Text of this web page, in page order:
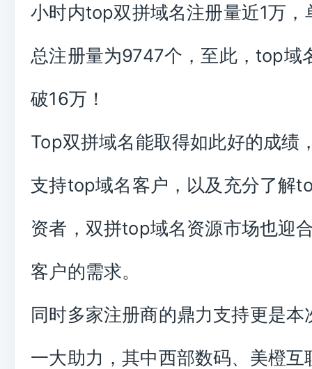
小时内top双拼域名注册量近1万，
总注册量为9747个，至此，top域
破16万！
Top双拼域名能取得如此好的成绩
支持top域名客户，以及充分了解
资者，双拼top域名资源市场也迎
客户的需求。
同时多家注册商的鼎力支持更是本
一大助力，其中西部数码、美橙互